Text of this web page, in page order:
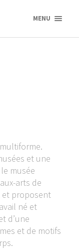
MENU
et une
musée
arts de
et proposent
né et
d’une
et de motifs